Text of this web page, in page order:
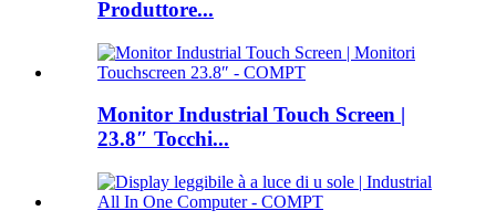
Produttore...
Monitor Industrial Touch Screen |
23.8″ Tocchi...